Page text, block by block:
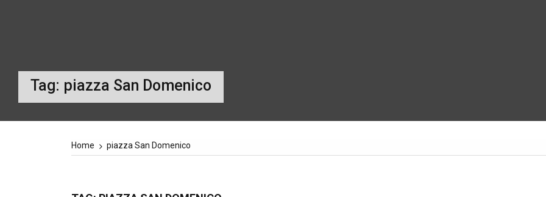
Tag: piazza San Domenico
Home piazza San Domenico